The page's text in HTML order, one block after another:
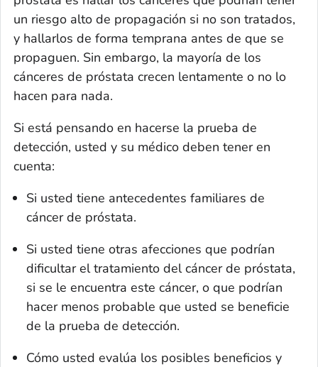
un riesgo alto de propagación si no son tratados,
y hallarlos de forma temprana antes de que se
propaguen. Sin embargo, la mayoría de los
cánceres de próstata crecen lentamente o no lo
hacen para nada.
Si está pensando en hacerse la prueba de
detección, usted y su médico deben tener en
cuenta:
Si usted tiene antecedentes familiares de
cáncer de próstata.
Si usted tiene otras afecciones que podrían
dificultar el tratamiento del cáncer de próstata,
si se le encuentra este cáncer, o que podrían
hacer menos probable que usted se beneficie
de la prueba de detección.
Cómo usted evalúa los posibles beneficios y